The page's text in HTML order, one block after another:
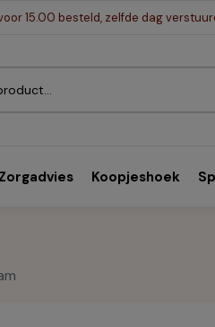
15.00 besteld, zelfde dag
Zorgadvies Koopjeshoek